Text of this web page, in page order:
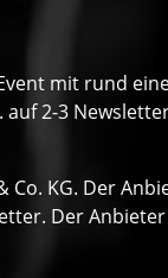
mit rund
2-3
Co. KG. Der
Der